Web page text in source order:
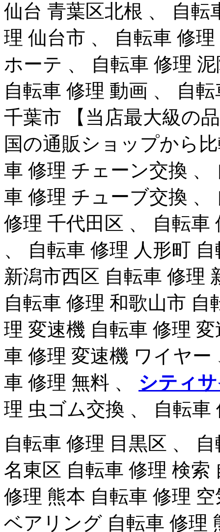
仙台 青葉区北根 、 自転
理 仙台市 、 自転車 修
ホーテ 、 自転車 修理
自転車 修理 動画 、 自
千葉市 【当店最大級の
国の通販ショップから
車 修理 チェーン交換
車 修理 チューブ交換 、
修理 千代田区 、 自転車
、 自転車 修理 人形町
新潟市西区 自転車 修理
自転車 修理 和歌山市
理 変速機 自転車 修理
車 修理 変速機 ワイヤー
車 修理 無料 、 シティ
理 虫ゴム交換 、 自転車
自転車 修理 目黒区 、
名東区 自転車 修理 検
修理 熊本 自転車 修理
ベアリング 自転車 修理